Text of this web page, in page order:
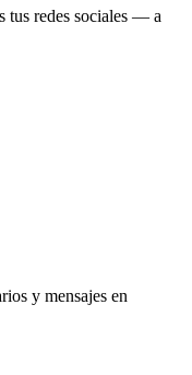
tus redes sociales — a
y mensajes en